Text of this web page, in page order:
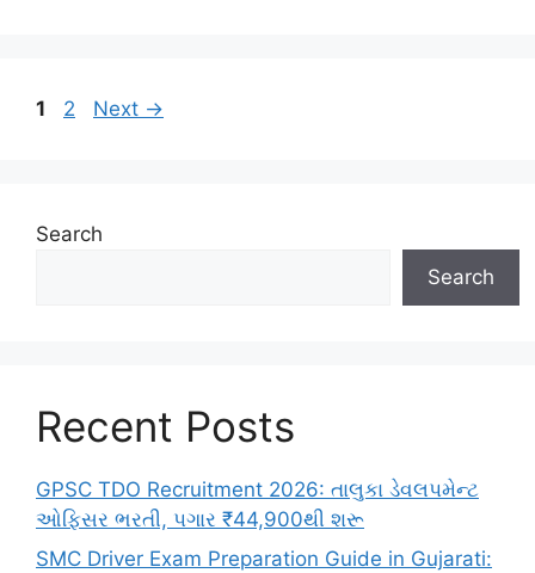
Page
1 Page
2 Next →
Search
Search
Recent Posts
GPSC TDO Recruitment 2026: તાલુકા ડેવલપમેન્ટ
ઓફિસર ભરતી, પગાર ₹44,900થી શરૂ
SMC Driver Exam Preparation Guide in Gujarati: